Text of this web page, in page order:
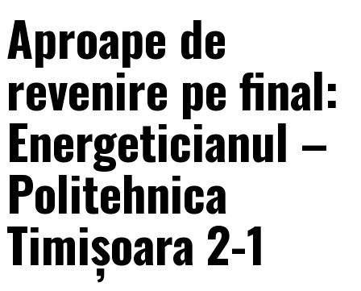
Aproape de
revenire pe final:
Energeticianul –
Politehnica
Timișoara 2-1